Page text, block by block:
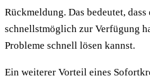
Rückmeldung. Das bedeutet,
schnellstmöglich zur Verfügung
Probleme schnell lösen kannst.
Ein weiterer Vorteil eines